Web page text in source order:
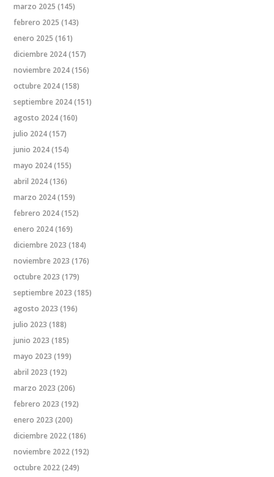
marzo 2025 (145)
febrero 2025 (143)
enero 2025 (161)
diciembre 2024(157)
noviembre 2024(156)
octubre 2024(158)
septiembre 2024(151)
agosto 2024(160)
julio 2024(157)
junio 2024(154)
mayo 2024(155)
abril 2024(136)
marzo 2024(159)
febrero 2024(152)
enero 2024(169)
diciembre 2023 (184)
noviembre 2023 (176)
octubre 2023 (179)
septiembre 2023 (185)
agosto 2023 (196)
julio 2023 (188)
junio 2023 (185)
mayo 2023 (199)
abril 2023 (192)
marzo 2023 (206)
febrero 2023 (192)
enero 2023 (200)
diciembre 2022(186)
noviembre 2022(192)
octubre 2022(249)